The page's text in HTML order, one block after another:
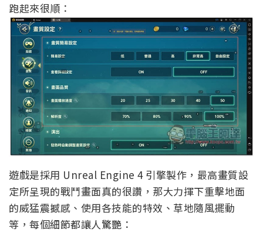
跑起來很順：
遊戲是採用 Unreal Engine 4 引擎製作，最高畫質設
定所呈現的戰鬥畫面真的很讚，那大力揮下重擊地面
的威猛震撼感、使用各技能的特效、草地隨風擺動
等，每個細節都讓人驚艷：